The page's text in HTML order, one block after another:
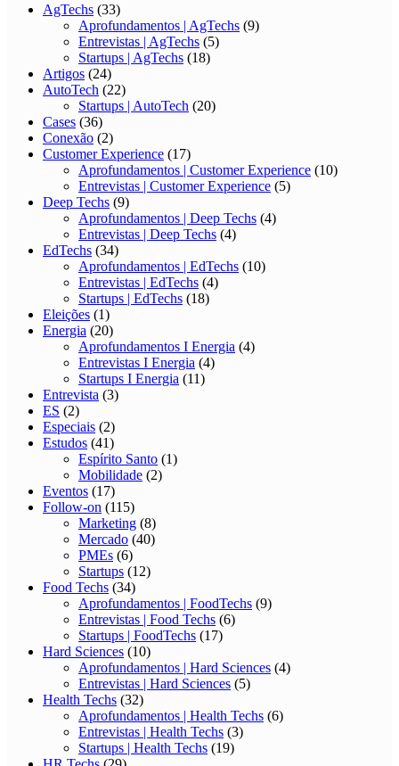
AgTechs (33)
Aprofundamentos | AgTechs (9)
Entrevistas | AgTechs (5)
Startups | AgTechs (18)
Artigos (24)
AutoTech (22)
Startups | AutoTech (20)
Cases (36)
Conexão (2)
Customer Experience (17)
Aprofundamentos | Customer Experience (10)
Entrevistas | Customer Experience (5)
Deep Techs (9)
Aprofundamentos | Deep Techs (4)
Entrevistas | Deep Techs (4)
EdTechs (34)
Aprofundamentos | EdTechs (10)
Entrevistas | EdTechs (4)
Startups | EdTechs (18)
Eleições (1)
Energia (20)
Aprofundamentos I Energia (4)
Entrevistas I Energia (4)
Startups I Energia (11)
Entrevista (3)
ES (2)
Especiais (2)
Estudos (41)
Espírito Santo (1)
Mobilidade (2)
Eventos (17)
Follow-on (115)
Marketing (8)
Mercado (40)
PMEs (6)
Startups (12)
Food Techs (34)
Aprofundamentos | FoodTechs (9)
Entrevistas | Food Techs (6)
Startups | FoodTechs (17)
Hard Sciences (10)
Aprofundamentos | Hard Sciences (4)
Entrevistas | Hard Sciences (5)
Health Techs (32)
Aprofundamentos | Health Techs (6)
Entrevistas | Health Techs (3)
Startups | Health Techs (19)